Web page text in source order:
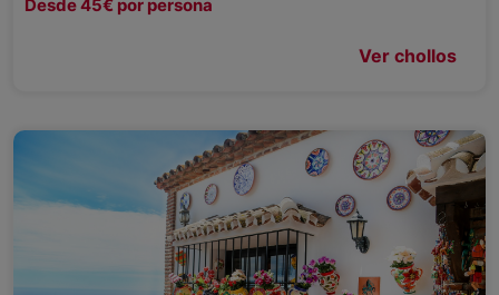
Desde 45€ por persona
Ver chollos